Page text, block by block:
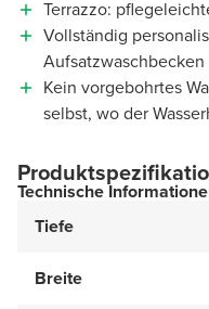
Terrazzo:
Vollständig
Aufsatzwaschbecken
Kein vorgebohrtes
selbst, wo der
Technische
Tiefe
Breite